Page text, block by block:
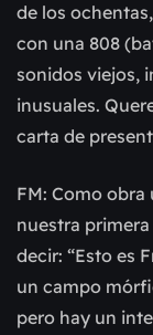
de los
con una 808
sonidos viejos,
inusuales.
carta de
FM: Como obra
nuestra
decir: “Esto es
un campo
pero hay un